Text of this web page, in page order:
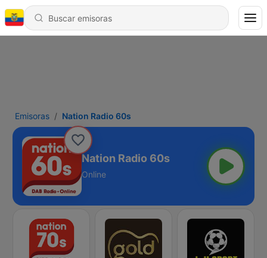
Emisoras Nation Radio 60s
Nation Radio 60s
Online